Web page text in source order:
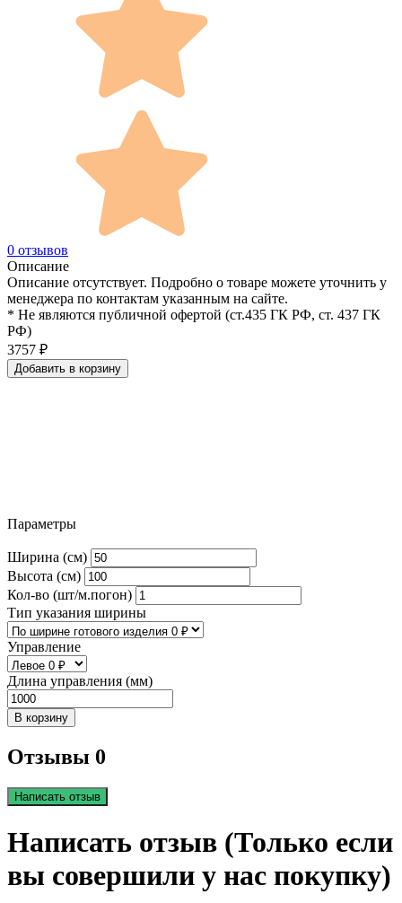
0 отзывов
Описание
Описание отсутствует. Подробно о товаре можете уточнить у
менеджера по контактам указанным на сайте.
* Не являются публичной офертой (ст.435 ГК РФ, cт. 437 ГК
РФ)
3757 ₽
Добавить в корзину
Параметры
Ширина (см)
Высота (см)
Кол-во (шт/м.погон)
Тип указания ширины
Управление
Длина управления (мм)
В корзину
Отзывы 0
Написать отзыв
Написать отзыв (Только если
вы совершили у нас покупку)